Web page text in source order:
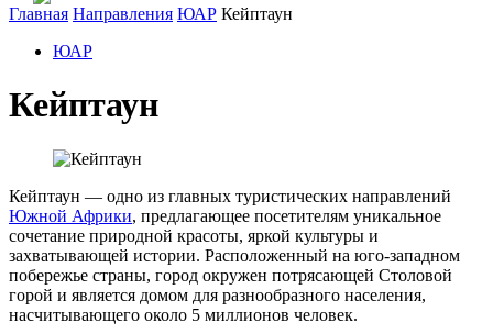
Главная Направления ЮАР Кейптаун
ЮАР
Кейптаун
Кейптаун — одно из главных туристических направлений
Южной Африки, предлагающее посетителям уникальное
сочетание природной красоты, яркой культуры и
захватывающей истории. Расположенный на юго-западном
побережье страны, город окружен потрясающей Столовой
горой и является домом для разнообразного населения,
насчитывающего около 5 миллионов человек.